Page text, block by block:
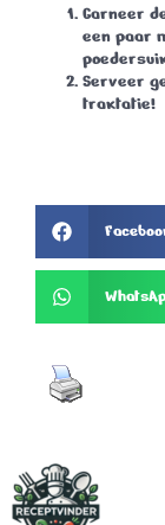
Garneer
een paar
Serveer
traktatie!